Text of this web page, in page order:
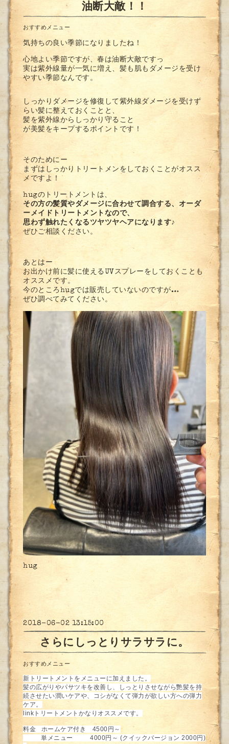
油断大敵！！
おすすめメニュー
気持ちの良い季節になりましたね！
心地よい季節ですが、春は油断大敵ですっ
実は紫外線量が一気に増え、髪も肌もダメージを受け
やすい季節なんです。
しっかりダメージを修復して紫外線ダメージを受けず
らい髪に整えておくことと、
髪を紫外線からしっかり守ること
が美髪をキープするポイントです！
そのためにー
まずはしっかりトリートメンをしておくことがオスス
メですよ！
hugのトリートメントは、
その方の髪質やダメージに合わせて調合する、オーダ
ーメイドトリートメントなので、
思わず触れたくなるツヤツヤヘアになります♪
ぜひご相談ください。
あとはー
お出かけ前に髪に使えるUVスプレーをしておくことも
オススメです。
今のところhugでは販売していないのですが…
ぜひ調べてみてください。
hug
2018-06-02 13:15:00
さらにしっとりサラサラに。
おすすめメニュー
新トリートメントをメニューに加えました。
髪の広がりやパサツキを改善し、しっとりさせながら艷髪を持
続させたい潤いケアや、コシがなくて弾力が欲しい方への弾力
ケア。
linkトリートメントかなりオススメです。
料金 ホームケア付き 4500円～
単メニュー 4000円～ (クイックバージョン 2000円)